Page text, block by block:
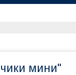
мини"